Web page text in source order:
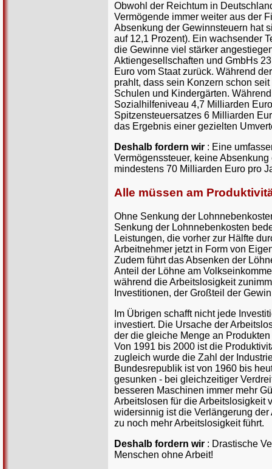
Obwohl der Reichtum in
Vermögende immer weiter aus der
Absenkung der Gewinnsteuern hat
auf 12,1 Prozent). Ein wachsender
die Gewinne viel stärker
Aktiengesellschaften und GmbHs
Euro vom Staat zurück. Während
prahlt, dass sein Konzern schon
Schulen und Kindergärten.
Sozialhilfeniveau 4,7 Milliarden
Spitzensteuersatzes 6 Milliarden
das Ergebnis einer gezielten
Deshalb fordern wir : Eine
Vermögenssteuer, keine
mindestens 70 Milliarden Euro pro
Alle müssen am
Ohne Senkung der
Senkung der Lohnnebenkosten
Leistungen, die vorher zur Hälfte
Arbeitnehmer jetzt in Form von
Zudem führt das Absenken der
Anteil der Löhne am
während die Arbeitslosigkeit
Investitionen, der Großteil der
Im Übrigen schafft nicht jede
investiert. Die Ursache der
der die gleiche Menge an
Von 1991 bis 2000 ist die
zugleich wurde die Zahl der
Bundesrepublik ist von 1960 bis
gesunken - bei gleichzeitiger
besseren Maschinen immer mehr
Arbeitslosen für die Arbeitslosigkeit
widersinnig ist die Verlängerung
zu noch mehr Arbeitslosigkeit führt.
Deshalb fordern wir : Drastische
Menschen ohne Arbeit!